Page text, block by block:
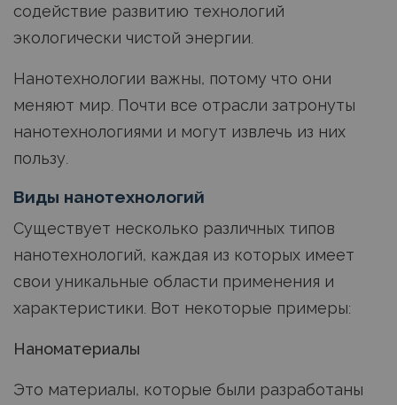
содействие развитию технологий
экологически чистой энергии.
Нанотехнологии важны, потому что они
меняют мир. Почти все отрасли затронуты
нанотехнологиями и могут извлечь из них
пользу.
Виды нанотехнологий
Существует несколько различных типов
нанотехнологий, каждая из которых имеет
свои уникальные области применения и
характеристики. Вот некоторые примеры:
Наноматериалы
Это материалы, которые были разработаны